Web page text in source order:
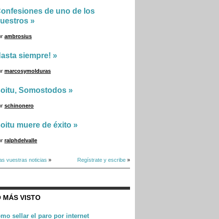
de uno de los
»
ambrosius
siempre! »
marcosymolduras
Somostodos »
schinonero
muere de éxito »
ralphdelvalle
vuestras noticias » Regístrate y escribe »
MÁS VISTO
sellar el paro por internet